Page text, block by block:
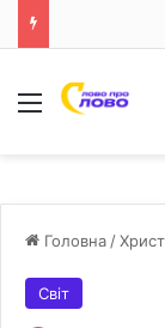
Меню
Головна /
Світ